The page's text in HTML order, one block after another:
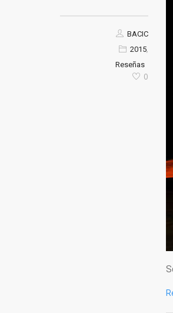
BACIC
2015,
Reseñas
0